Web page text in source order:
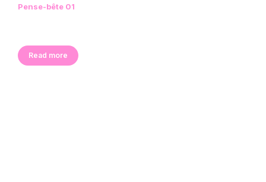
Pense-bête 01
Read more